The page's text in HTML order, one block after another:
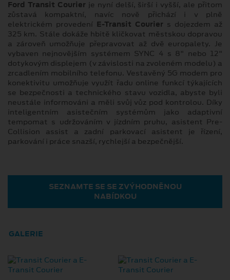
Ford Transit Courier je nyní delší, širší i vyšší, ale přitom
zůstavá kompaktní, navíc nově přichází i v plně
elektrickém provedení E-Transit Courier s dojezdem až
325 km. Stále dokáže hbitě kličkovat městskou dopravou
a zároveň umožňuje přepravovat až dvě europalety. Je
vybaven nejnovějším systémem SYNC 4 s 8" nebo 12"
dotykovým displejem (v závislosti na zvoleném modelu) a
zrcadlením mobilního telefonu. Vestavěný 5G modem pro
konektivitu umožňuje využít řadu online funkcí týkajících
se bezpečnosti a technického stavu vozidla, abyste byli
neustále informováni a měli svůj vůz pod kontrolou. Díky
inteligentním asistečním systémům jako adaptivní
tempomat s udržováním v jízdním pruhu, asistent Pre-
Collision assist a zadní parkovací asistent je řízení,
parkování i práce snazší, rychlejší a bezpečnější.
SEZNAMTE SE SE ZVÝHODNĚNOU
NABÍDKOU
GALERIE